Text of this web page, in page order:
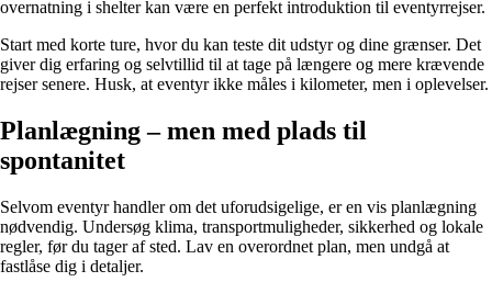
overnatning i shelter kan være en perfekt introduktion til eventyrrejser.
Start med korte ture, hvor du kan teste dit udstyr og dine grænser. Det
giver dig erfaring og selvtillid til at tage på længere og mere krævende
rejser senere. Husk, at eventyr ikke måles i kilometer, men i oplevelser.
Planlægning – men med plads til
spontanitet
Selvom eventyr handler om det uforudsigelige, er en vis planlægning
nødvendig. Undersøg klima, transportmuligheder, sikkerhed og lokale
regler, før du tager af sted. Lav en overordnet plan, men undgå at
fastlåse dig i detaljer.